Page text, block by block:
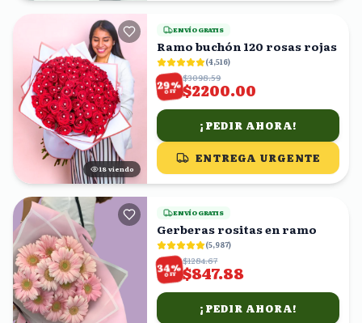
18 viendo
ENVÍO GRATIS
Ramo buchón 120 rosas rojas
(4,516)
29%
OFF
$3098.59
$2200.00
¡PEDIR AHORA!
ENTREGA URGENTE
ENVÍO GRATIS
Gerberas rositas en ramo
(5,987)
34%
OFF
$1284.67
$847.88
¡PEDIR AHORA!